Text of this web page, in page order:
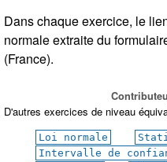
Dans chaque exercice, le
normale extraite du
(France).
D'autres exercices de niveau
Loi normale
Intervalle de